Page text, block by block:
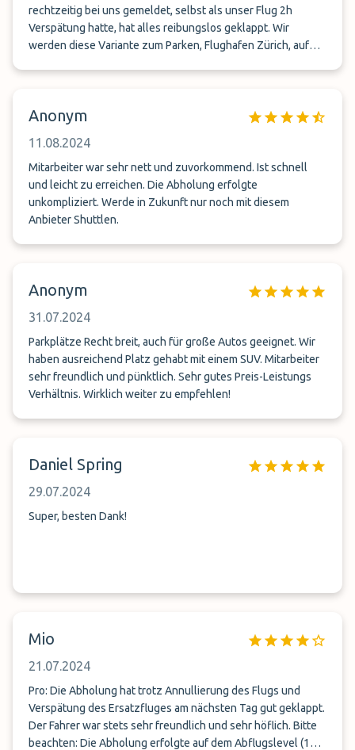
rechtzeitig bei uns gemeldet, selbst als unser Flug 2h
Verspätung hatte, hat alles reibungslos geklappt. Wir
werden diese Variante zum Parken, Flughafen Zürich, auf
Anonym
11.08.2024
Mitarbeiter war sehr nett und zuvorkommend. Ist schnell
und leicht zu erreichen. Die Abholung erfolgte
unkompliziert. Werde in Zukunft nur noch mit diesem
Anbieter Shuttlen.
Anonym
31.07.2024
Parkplätze Recht breit, auch für große Autos geeignet. Wir
haben ausreichend Platz gehabt mit einem SUV. Mitarbeiter
sehr freundlich und pünktlich. Sehr gutes Preis-Leistungs
Verhältnis. Wirklich weiter zu empfehlen!
Daniel Spring
29.07.2024
Super, besten Dank!
Mio
21.07.2024
Pro: Die Abholung hat trotz Annullierung des Flugs und
Verspätung des Ersatzfluges am nächsten Tag gut geklappt.
Der Fahrer war stets sehr freundlich und sehr höflich. Bitte
beachten: Die Abholung erfolgte auf dem Abflugslevel (1